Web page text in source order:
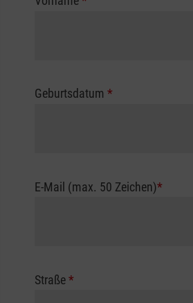
Geburtsdatum *
E-Mail (max. 50 Zeichen)*
Straße*